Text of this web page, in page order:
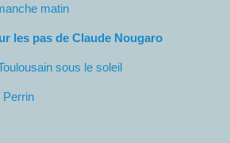
matin
les pas de Claude Nougaro
sous le soleil
Perrin